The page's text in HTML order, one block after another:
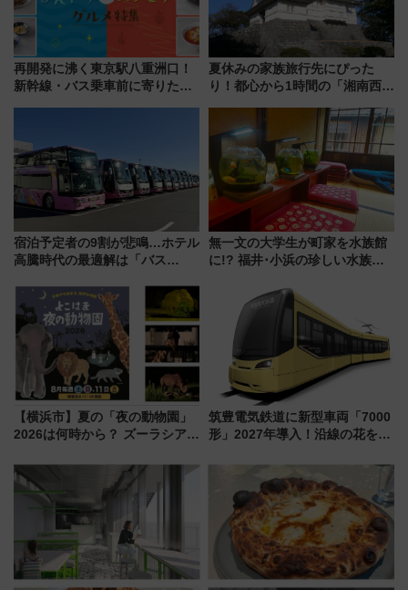
再開発に沸く東京駅八重洲口！
新幹線・バス乗車前に寄りたい
店舗も！】
夏休みの家族旅行先にぴった
り！都心から1時間の「湘南西エ
島とは異なる魅力を持つ今夏の
注目スポット
宿泊予定者の9割が悲鳴…ホテル
高騰時代の最適解は「バス
した、推し活遠征や観光時のリ
アルな懐事情
無一文の大学生が町家を水族館
に!? 福井･小浜の珍しい水族
作体験、鯖街道の御食国など 小
浜観光レポ 第2弾
【横浜市】夏の「夜の動物園」
2026は何時から？ ズーラシア・
見どころ、限定イベントを徹底
解説！
筑豊電気鉄道に新型車両「7000
形」2027年導入！沿線の花をイ
内は落ち着いたゆとりある空間